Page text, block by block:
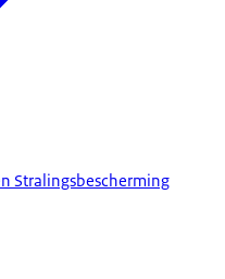
Stralingsbescherming